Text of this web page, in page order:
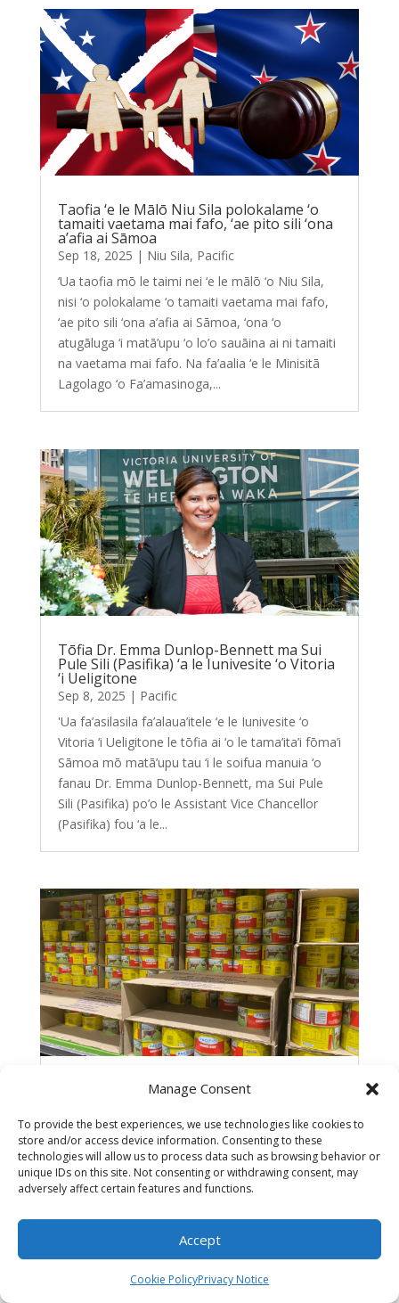
Manage Consent
To provide the best experiences, we use technologies like cookies to
store and/or access device information. Consenting to these
technologies will allow us to process data such as browsing behavior or
unique IDs on this site. Not consenting or withdrawing consent, may
adversely affect certain features and functions.
Accept
Cookie PolicyPrivacy Notice
Taofia ‘e le Mālō Niu Sila polokalame ‘o
tamaiti vaetama mai fafo, ‘ae pito sili ‘ona
a’afia ai Sāmoa
Sep 18, 2025 | Niu Sila, Pacific
‘Ua taofia mō le taimi nei ‘e le mālō ‘o Niu Sila,
nisi ‘o polokalame ‘o tamaiti vaetama mai fafo,
‘ae pito sili ‘ona a’afia ai Sāmoa, ‘ona ‘o
atugāluga ‘i matā’upu ‘o lo’o sauāina ai ni tamaiti
na vaetama mai fafo. Na fa’aalia ‘e le Minisitā
Lagolago ‘o Fa’amasinoga,...
Tōfia Dr. Emma Dunlop-Bennett ma Sui
Pule Sili (Pasifika) ‘a le Iunivesite ‘o Vitoria
‘i Ueligitone
Sep 8, 2025 | Pacific
'Ua fa’asilasila fa’alaua’itele ‘e le Iunivesite ‘o
Vitoria ‘i Ueligitone le tōfia ai ‘o le tama’ita’i fōma’i
Sāmoa mō matā’upu tau ‘i le soifua manuia ‘o
fanau Dr. Emma Dunlop-Bennett, ma Sui Pule
Sili (Pasifika) po’o le Assistant Vice Chancellor
(Pasifika) fou ‘a le...
Tele ‘o le gaoi ‘ua ala ai ‘ona teu ‘i tua ‘o
Aug 6, 2025|Pacific
Na fa’aalia ‘e nisi ‘o tagata Pasefika, ‘e lē tatau ‘i
supamāketi ‘a ‘Aukilani ‘ona loka ‘apa pīsupo, ‘o
se taumafa ‘e mo’omiaina tele ‘e tagata